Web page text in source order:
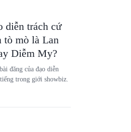
diễn trách cứ
tò mò là Lan
Diễm My?
đăng của đạo diễn
trong giới showbiz.